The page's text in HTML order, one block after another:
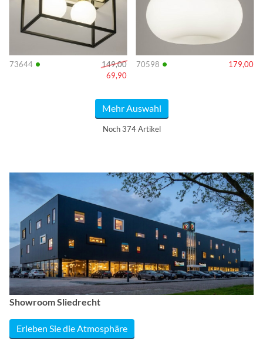
73644 •
149,00
69,90
70598 • 179,00
Mehr Auswahl
Noch 374 Artikel
Showroom Sliedrecht
Erleben Sie die Atmosphäre